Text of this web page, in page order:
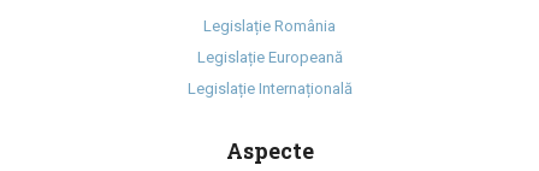
Legislație România
Legislație Europeană
Legislație Internațională
Aspecte